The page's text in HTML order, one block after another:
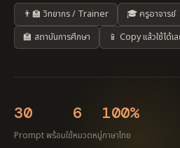
👨‍🏫 วิทยากร / Trainer 🎓 ครูอาจารย์
🏫 สถาบันการศึกษา
📱 Copy แล้วใช้ได้เ
30
Prompt พร้อมใช้
6
หมวดหมู่
100%
ภาษาไทย